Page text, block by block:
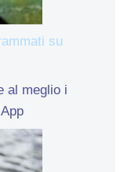
su
al meglio i